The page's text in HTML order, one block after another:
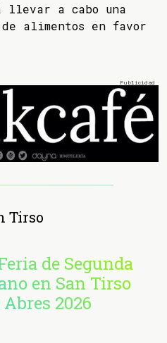
llevar a cabo una
alimentos en favor
Tirso
de Segunda
en San Tirso
Abres 2026